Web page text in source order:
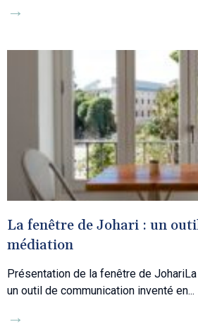
→
La fenêtre de Johari : un
médiation
Présentation de la fenêtre de
un outil de communication inventé en
→